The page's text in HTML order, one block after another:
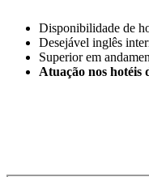
Disponibilidade de
Desejável inglês
Superior em
Atuação nos hotéis